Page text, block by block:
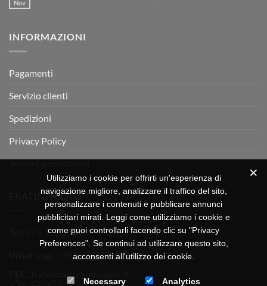
Nov
MOTOR
INFORMAZIONI
Pagamenti
Servizio clienti
Spedizioni
Privacy Policy
Termini e condizioni
FRATINI MOTO
075 518 1504
+39 3334656649
Utilizziamo i cookie per offrirti un'esperienza di
navigazione migliore, analizzare il traffico del sito,
personalizzare i contenuti e pubblicare annunci
pubblicitari mirati. Leggi come utilizziamo i cookie e
come puoi controllarli facendo clic su "Privacy
Preferences". Se continui ad utilizzare questo sito,
acconsenti all'utilizzo dei cookie.
Necessary Analytics